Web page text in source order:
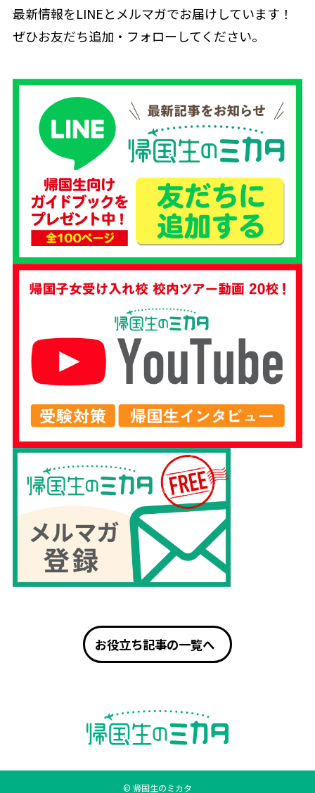
最新情報をLINEとメルマガでお届けしています！
ぜひお友だち追加・フォローしてください。
お役立ち記事の一覧へ
© 帰国生のミカタ